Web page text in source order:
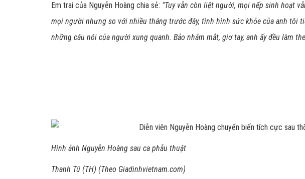
Em trai của Nguyễn Hoàng chia sẻ: "Tuy vẫn còn liệt người, mọi nếp sinh hoạt
mọi người nhưng so với nhiều tháng trước đây, tình hình sức khỏe của anh tôi
những câu nói của người xung quanh. Bảo nhắm mắt, giơ tay, anh ấy đều làm
Hình ảnh Nguyễn Hoàng sau ca phẫu thuật
Thanh Tú (TH) (Theo Giadinhvietnam.com)